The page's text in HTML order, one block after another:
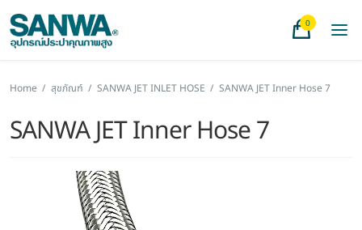
0
Home / สุขภัณฑ์ / SANWA JET INLET HOSE / SANWA JET Inner Hose 7
SANWA JET Inner Hose 7